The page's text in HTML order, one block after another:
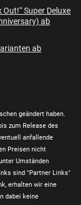
Super Deluxe
ab
ab
geändert haben.
zum Release des
anfallende
Preisen nicht
Umständen
sind "Partner Links"
erhalten wir eine
dabei keine